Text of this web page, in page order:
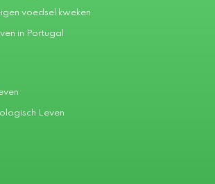
voedsel kweken
in Portugal
Leven